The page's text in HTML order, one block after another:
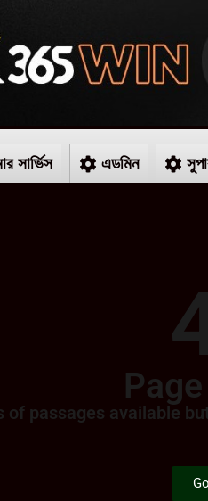
সার্ভিস এডমিন
of passages available